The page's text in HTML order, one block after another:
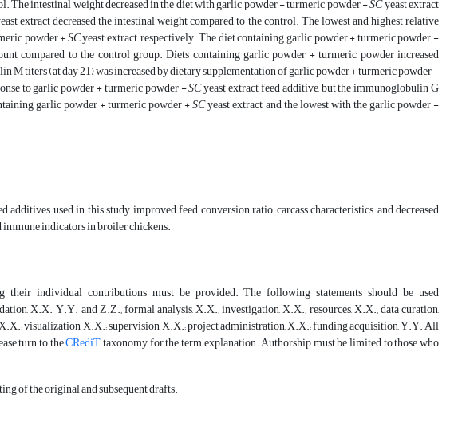
intestinal weight decreased in the diet with garlic powder + turmeric powder +SCyeast extract
extract decreased the intestinal weight compared to the control. The lowest and highest relative
powder +SCyeast extract, respectively. The diet containing garlic powder + turmeric powder +
compared to the control group. Diets containing garlic powder + turmeric powder increased
titers (at day 21) was increased by dietary supplementation of garlic powder + turmeric powder +
to garlic powder + turmeric powder +SCyeast extract feed additive, but the immunoglobulin G
garlic powder + turmeric powder +SCyeast extract and the lowest with the garlic powder +
used in this study improved feed conversion ratio, carcass characteristics, and decreased
indicators in broiler chickens.
their individual contributions must be provided. The following statements should be used
X.X., Y.Y. and Z.Z.; formal analysis, X.X.; investigation, X.X.; resources, X.X.; data curation,
visualization, X.X.; supervision, X.X.; project administration, X.X.; funding acquisition, Y.Y. All
turn to theCRediTtaxonomy for the term explanation. Authorship must be limited to those who
of the original and subsequent drafts.